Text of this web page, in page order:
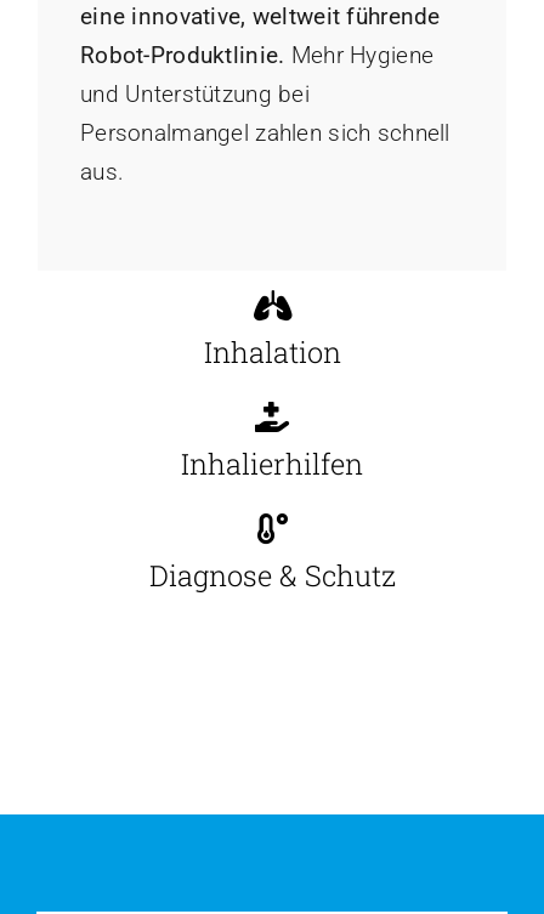
eine innovative, weltweit führende
Robot-Produktlinie. Mehr Hygiene
und Unterstützung bei
Personalmangel zahlen sich schnell
aus.
Inhalation
Inhalierhilfen
Diagnose & Schutz